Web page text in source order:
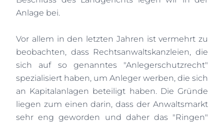
Anlage bei.
Vor allem in den letzten Jahren ist vermehrt zu
beobachten, dass Rechtsanwaltskanzleien, die
sich auf so genanntes "Anlegerschutzrecht"
spezialisiert haben, um Anleger werben, die sich
an Kapitalanlagen beteiligt haben. Die Gründe
liegen zum einen darin, dass der Anwaltsmarkt
sehr eng geworden und daher das "Ringen"